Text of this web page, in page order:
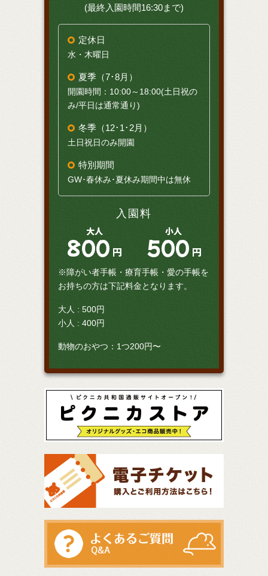
(最終入園時間16:30まで)
定休日
水・木曜日
夏季（7･8月）
開園時間：10:00～18:00(土日祝の
み/平日は通常通り)
冬季（12･1･2月）
土日祝日のみ開園
特別期間
GW･春休み･夏休み期間中は無休
入園料
大人
800 円
小人
500 円
※障がい者手帳・療育手帳・愛の手帳を
お持ちの方は下記料金となります。
大人 : 500円
小人 : 400円
動物のおやつ：1つ200円〜